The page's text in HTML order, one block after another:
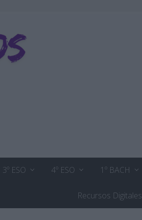
3º ESO 4º ESO 1º BACH
Recursos Digitales